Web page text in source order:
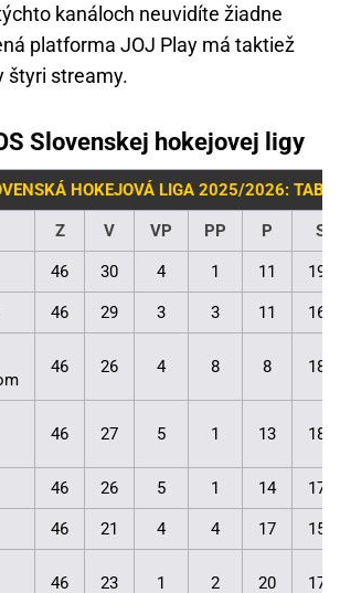
kanáloch neuvidíte žiadne
platforma JOJ Play má taktiež
štyri streamy.
Slovenskej hokejovej ligy
HOKEJOVÁ LIGA 2025/2026:
Z V VP PP P
46 30 4 1 11
46 29 3 3 11
46 26 4 8 8
46 27 5 1 13
46 26 5 1 14
46 21 4 4 17
46 23 1 2 20